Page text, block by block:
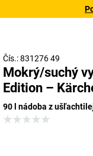
Čís.: 831276 49
Mokrý/suchý
Edition –
90 l nádoba z